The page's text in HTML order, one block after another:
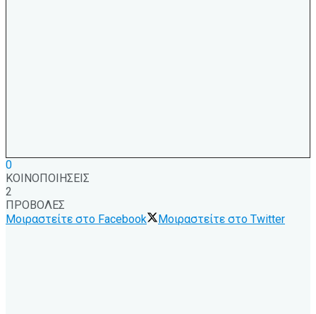
0
ΚΟΙΝΟΠΟΙΗΣΕΙΣ
2
ΠΡΟΒΟΛΕΣ
Μοιραστείτε στο Facebook
Μοιραστείτε στο Twitter